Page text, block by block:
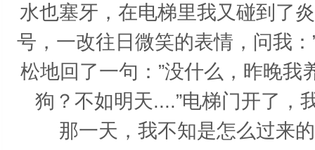
水也塞牙，在电梯里我又碰到了
号，一改往日微笑的表情，问我
松地回了一句：”没什么，昨晚我
狗？不如明天....”电梯门开了，
那一天，我不知是怎么过来的